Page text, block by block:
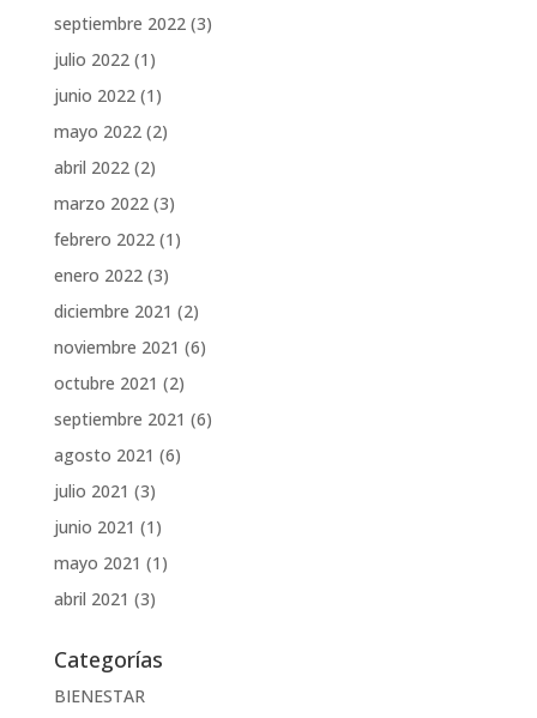
septiembre 2022(3)
julio 2022(1)
junio 2022(1)
mayo 2022(2)
abril 2022(2)
marzo 2022(3)
febrero 2022(1)
enero 2022(3)
diciembre 2021 (2)
noviembre 2021 (6)
octubre 2021 (2)
septiembre 2021 (6)
agosto 2021 (6)
julio 2021 (3)
junio 2021 (1)
mayo 2021 (1)
abril 2021 (3)
Categorías
BIENESTAR